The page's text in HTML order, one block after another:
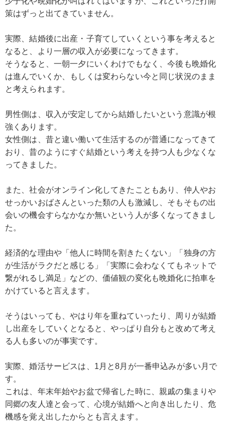
策はずっと出てきていません。
実際、結婚後に出産・子育てしていくという事を考えると
なると、より一層の収入が必要になってきます。
そうなると、一朝一夕にいくわけでもなく、今後も晩婚化
は進んでいくか、もしくは変わらない今と同じ状況のまま
と考えられます。
男性側は、収入が安定してから結婚したいという意識が根
強くあります。
女性側は、昔と違い働いて生活するのが普通になってきて
おり、昔のようにすぐ結婚という考えを持つ人も少なくな
ってきました。
また、社会がオンライン化してきたこともあり、仲人やお
せっかいおばさんといった類の人も激減し、そもそもの出
会いの機会すらなかなか無いという人が多くなってきまし
た。
経済的な理由や「他人に時間を割きたくない」「独身の方
が生活がラクだと感じる」「実際に会わなくてもネットで
繋がれるし満足」などの、価値観の変化も晩婚化に拍車を
かけていると言えます。
そうはいっても、やはり年を重ねていったり、周りが結婚
し出産をしていくとなると、やっぱり自分もと改めて考え
る人も多いのが事実です。
実際、婚活サービスは、1月と8月が一番申込みが多い月で
す。
これは、年末年始やお盆で帰省した時に、親戚の集まりや
同郷の友人達と会って、心境が結婚へと向き出したり、危
機感を覚え出したからとも言えます。